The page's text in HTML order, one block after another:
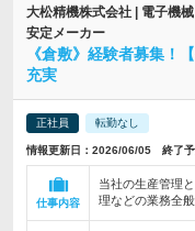
大松精機株式会社 | 電子機
安定メーカー
《倉敷》経験者募集！
充実
正社員 転勤なし
情報更新日：2026/06/05 終了
仕事内容
当社の生産管理
理などの業務全